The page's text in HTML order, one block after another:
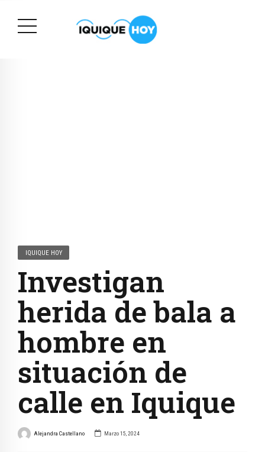
IQUIQUE HOY
Investigan
herida de bala a
hombre en
situación de
calle en Iquique
Alejandra Castellano Marzo 15, 2024